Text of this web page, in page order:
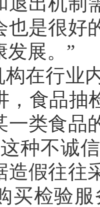
也是很好
发展。”
在行业
，食品抽
一类食品
种不诚
造假往往
买检验